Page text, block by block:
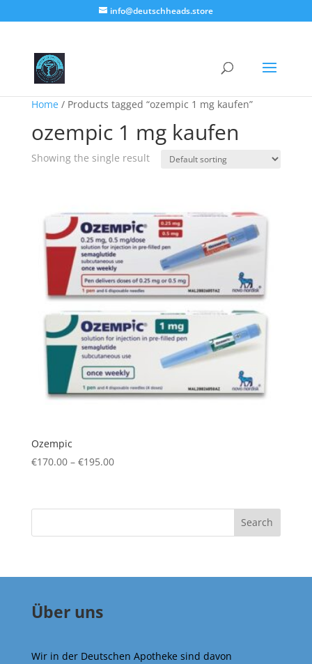
info@deutschheads.store
Home/ Products tagged “ozempic 1 mg kaufen”
ozempic 1 mg kaufen
Showing the single result
Ozempic
€170.00 – €195.00Price
through
Search
Über uns
Wir in der Deutschen Apotheke sind davon